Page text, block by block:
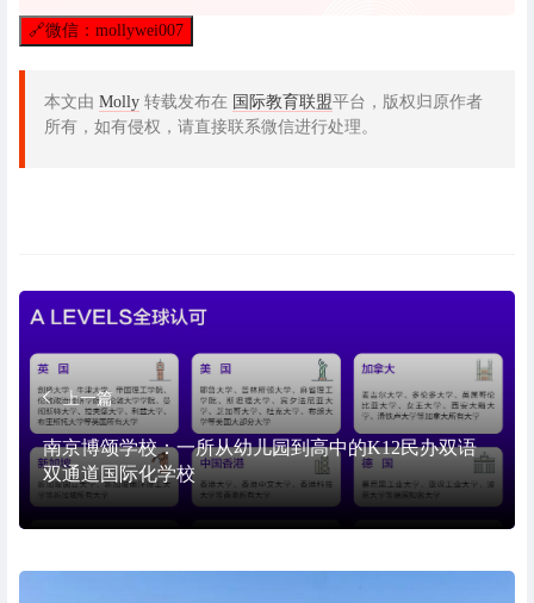
🔗微信：mollywei007
本文由 Molly 转载发布在 国际教育联盟平台，版权归原作者
所有，如有侵权，请直接联系微信进行处理。
上一篇
南京博颂学校：一所从幼儿园到高中的K12民办双语
双通道国际化学校